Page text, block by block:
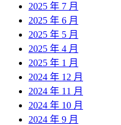
2025 年 7 月
2025 年 6 月
2025 年 5 月
2025 年 4 月
2025 年 1 月
2024 年 12 月
2024 年 11 月
2024 年 10 月
2024 年 9 月